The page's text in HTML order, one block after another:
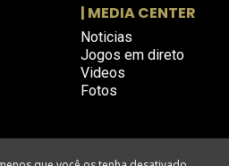
| MEDIA CENTER
Noticias
Jogos em direto
Videos
Fotos